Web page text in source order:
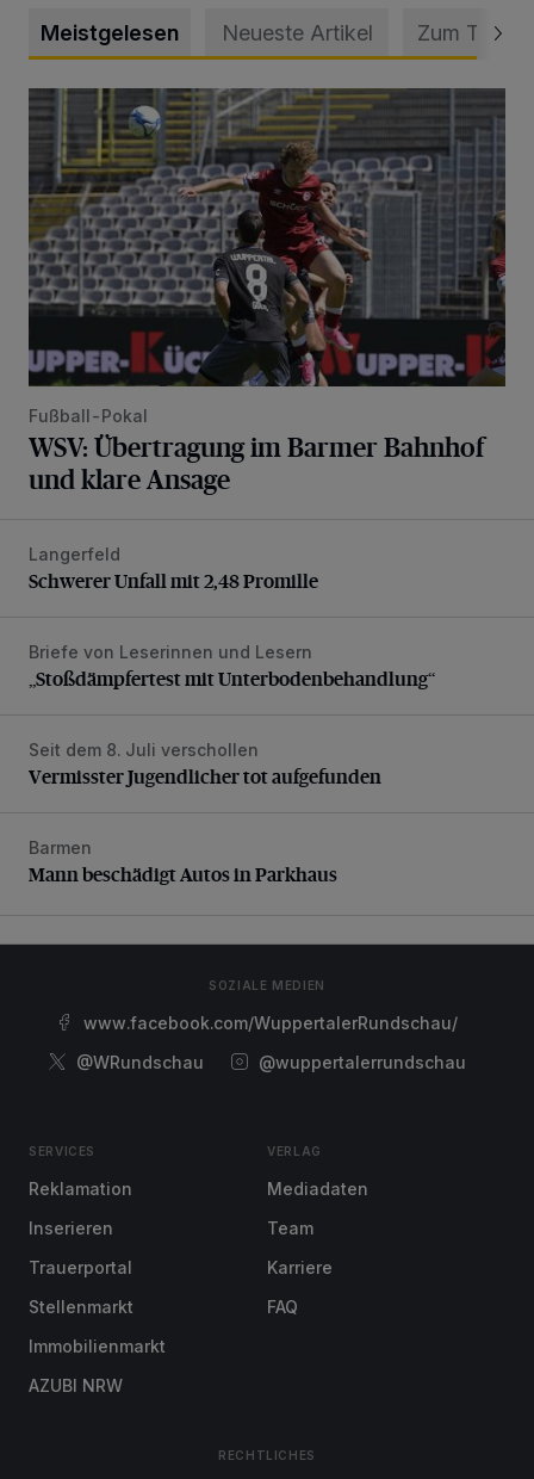
Meistgelesen Neueste Artikel Zum Thema
WSV: Übertragung im Barmer Bahnhof und klare Ansage
Fußball-Pokal
WSV: Übertragung im Barmer Bahnhof
und klare Ansage
Schwerer Unfall mit 2,48 Promille
Langerfeld
Schwerer Unfall mit 2,48 Promille
„Stoßdämpfertest mit Unterbodenbehandlung“
Briefe von Leserinnen und Lesern
„Stoßdämpfertest mit Unterbodenbehandlung“
Vermisster Jugendlicher tot aufgefunden
Seit dem 8. Juli verschollen
Vermisster Jugendlicher tot aufgefunden
Mann beschädigt Autos in Parkhaus
Barmen
Mann beschädigt Autos in Parkhaus
SOZIALE MEDIEN
www.facebook.com/WuppertalerRundschau/
@WRundschau
@wuppertalerrundschau
SERVICES
Reklamation
Inserieren
Trauerportal
Stellenmarkt
Immobilienmarkt
AZUBI NRW
VERLAG
Mediadaten
Team
Karriere
FAQ
RECHTLICHES